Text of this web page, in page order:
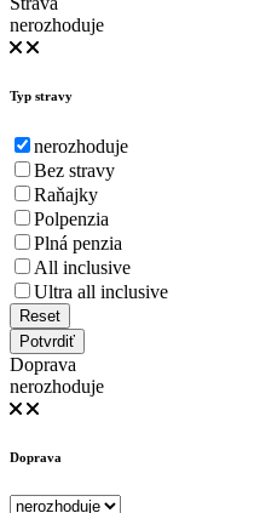
nerozhoduje
Typ stravy
nerozhoduje
Bez stravy
Raňajky
Polpenzia
Plná penzia
All inclusive
Ultra all inclusive
Reset
Potvrdiť
Doprava
nerozhoduje
Doprava